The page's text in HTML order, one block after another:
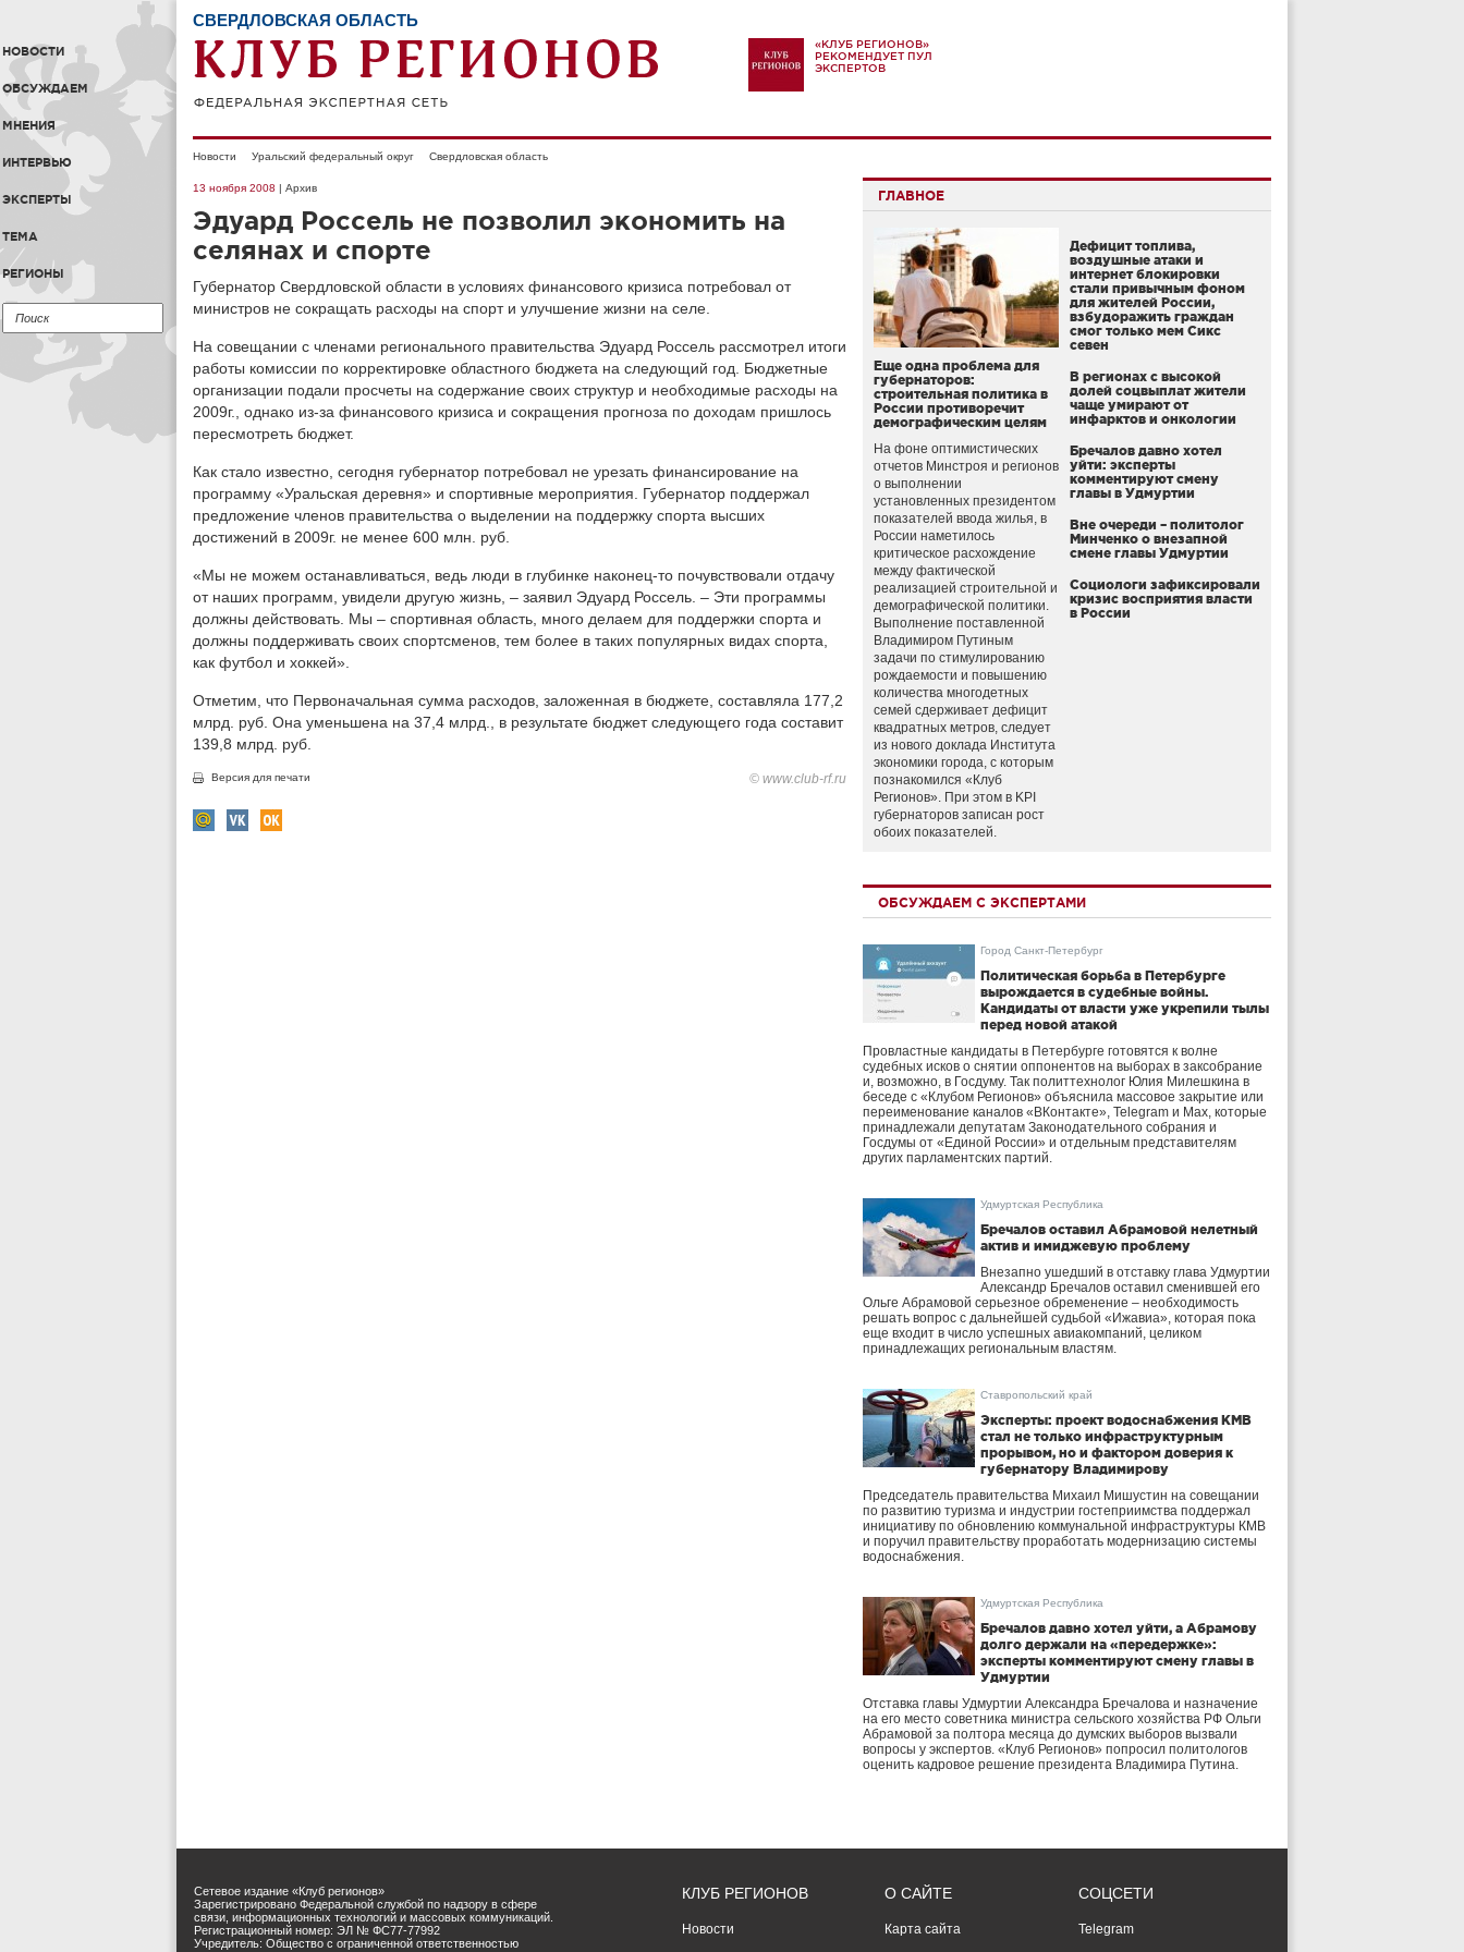
НОВОСТИ
ОБСУЖДАЕМ
МНЕНИЯ
ИНТЕРВЬЮ
ЭКСПЕРТЫ
ТЕМА
РЕГИОНЫ
СВЕРДЛОВСКАЯ ОБЛАСТЬ
«КЛУБ РЕГИОНОВ»
РЕКОМЕНДУЕТ ПУЛ
ЭКСПЕРТОВ
Новости Уральский федеральный округ Свердловская область
13 ноября 2008 | Архив
Эдуард Россель не позволил экономить на
селянах и спорте
Губернатор Свердловской области в условиях финансового кризиса потребовал от
министров не сокращать расходы на спорт и улучшение жизни на селе.
На совещании с членами регионального правительства Эдуард Россель рассмотрел итоги
работы комиссии по корректировке областного бюджета на следующий год. Бюджетные
организации подали просчеты на содержание своих структур и необходимые расходы на
2009г., однако из-за финансового кризиса и сокращения прогноза по доходам пришлось
пересмотреть бюджет.
Как стало известно, сегодня губернатор потребовал не урезать финансирование на
программу «Уральская деревня» и спортивные мероприятия. Губернатор поддержал
предложение членов правительства о выделении на поддержку спорта высших
достижений в 2009г. не менее 600 млн. руб.
«Мы не можем останавливаться, ведь люди в глубинке наконец-то почувствовали отдачу
от наших программ, увидели другую жизнь, – заявил Эдуард Россель. – Эти программы
должны действовать. Мы – спортивная область, много делаем для поддержки спорта и
должны поддерживать своих спортсменов, тем более в таких популярных видах спорта,
как футбол и хоккей».
Отметим, что Первоначальная сумма расходов, заложенная в бюджете, составляла 177,2
млрд. руб. Она уменьшена на 37,4 млрд., в результате бюджет следующего года составит
139,8 млрд. руб.
Версия для печати © www.club-rf.ru
ГЛАВНОЕ
Еще одна проблема для
губернаторов:
строительная политика в
России противоречит
демографическим целям
На фоне оптимистических
отчетов Минстроя и регионов
о выполнении
установленных президентом
показателей ввода жилья, в
России наметилось
критическое расхождение
между фактической
реализацией строительной и
демографической политики.
Выполнение поставленной
Владимиром Путиным
задачи по стимулированию
рождаемости и повышению
количества многодетных
семей сдерживает дефицит
квадратных метров, следует
из нового доклада Института
экономики города, с которым
познакомился «Клуб
Регионов». При этом в KPI
губернаторов записан рост
обоих показателей.
Дефицит топлива,
воздушные атаки и
интернет блокировки
стали привычным фоном
для жителей России,
взбудоражить граждан
смог только мем Сикс
севен
В регионах с высокой
долей соцвыплат жители
чаще умирают от
инфарктов и онкологии
Бречалов давно хотел
уйти: эксперты
комментируют смену
главы в Удмуртии
Вне очереди – политолог
Минченко о внезапной
смене главы Удмуртии
Социологи зафиксировали
кризис восприятия власти
в России
ОБСУЖДАЕМ С ЭКСПЕРТАМИ
Город Санкт-Петербург
Политическая борьба в Петербурге
вырождается в судебные войны.
Кандидаты от власти уже укрепили тылы
перед новой атакой
Провластные кандидаты в Петербурге готовятся к волне
судебных исков о снятии оппонентов на выборах в заксобрание
и, возможно, в Госдуму. Так политтехнолог Юлия Милешкина в
беседе с «Клубом Регионов» объяснила массовое закрытие или
переименование каналов «ВКонтакте», Telegram и Max, которые
принадлежали депутатам Законодательного собрания и
Госдумы от «Единой России» и отдельным представителям
других парламентских партий.
Удмуртская Республика
Бречалов оставил Абрамовой нелетный
актив и имиджевую проблему
Внезапно ушедший в отставку глава Удмуртии
Александр Бречалов оставил сменившей его
Ольге Абрамовой серьезное обременение – необходимость
решать вопрос с дальнейшей судьбой «Ижавиа», которая пока
еще входит в число успешных авиакомпаний, целиком
принадлежащих региональным властям.
Ставропольский край
Эксперты: проект водоснабжения КМВ
стал не только инфраструктурным
прорывом, но и фактором доверия к
губернатору Владимирову
Председатель правительства Михаил Мишустин на совещании
по развитию туризма и индустрии гостеприимства поддержал
инициативу по обновлению коммунальной инфраструктуры КМВ
и поручил правительству проработать модернизацию системы
водоснабжения.
Удмуртская Республика
Бречалов давно хотел уйти, а Абрамову
долго держали на «передержке»:
эксперты комментируют смену главы в
Удмуртии
Отставка главы Удмуртии Александра Бречалова и назначение
на его место советника министра сельского хозяйства РФ Ольги
Абрамовой за полтора месяца до думских выборов вызвали
вопросы у экспертов. «Клуб Регионов» попросил политологов
оценить кадровое решение президента Владимира Путина.
Сетевое издание «Клуб регионов»
Зарегистрировано Федеральной службой по надзору в сфере
связи, информационных технологий и массовых коммуникаций.
Регистрационный номер: ЭЛ № ФС77-77992
Учредитель: Общество с ограниченной ответственностью
КЛУБ РЕГИОНОВ
Новости
О САЙТЕ
Карта сайта
СОЦСЕТИ
Telegram